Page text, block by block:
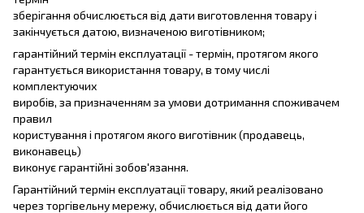
зберігання обчислюється від дати виготовлення товару і
закінчується датою, визначеною виготівником;
гарантійний термін експлуатації - термін, протягом якого
гарантується використання товару, в тому числі
комплектуючих
виробів, за призначенням за умови дотримання споживачем
правил
користування і протягом якого виготівник (продавець,
виконавець)
виконує гарантійні зобов'язання.
Гарантійний термін експлуатації товару, який реалізовано
через торгівельну мережу, обчислюється від дати його